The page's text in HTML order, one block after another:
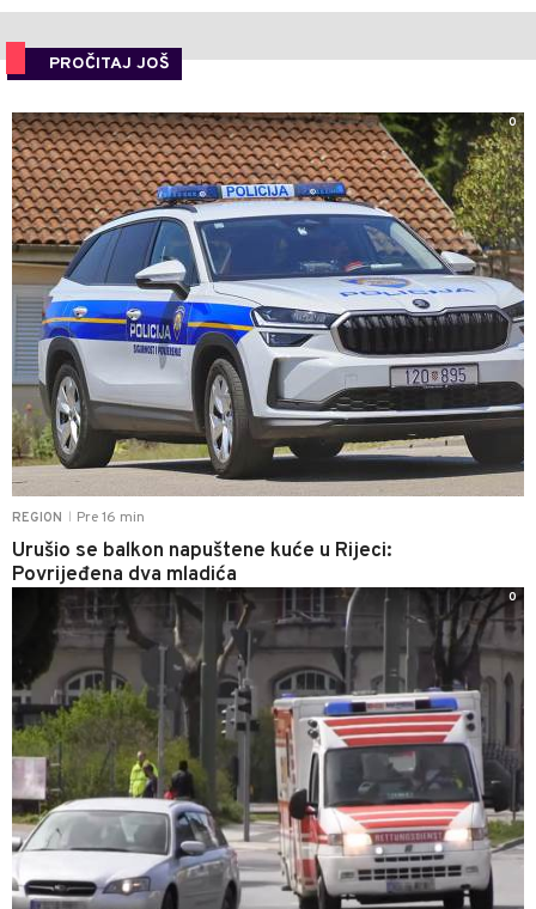
PROČITAJ JOŠ
REGION Pre 16 min
Urušio se balkon napuštene kuće u Rijeci:
Povrijeđena dva mladića
0
0